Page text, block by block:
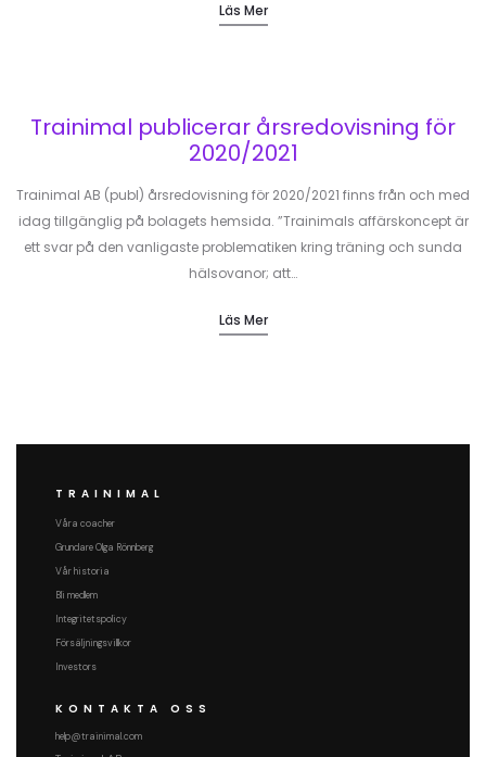
Läs Mer
Trainimal publicerar årsredovisning för
2020/2021
Trainimal AB (publ) årsredovisning för 2020/2021 finns från och med
idag tillgänglig på bolagets hemsida. ”Trainimals affärskoncept är
ett svar på den vanligaste problematiken kring träning och sunda
hälsovanor; att…
Läs Mer
TRAINIMAL
Våra coacher
Grundare Olga Rönnberg
Vår historia
Bli medlem
Integritetspolicy
Försäljningsvillkor
Investors
KONTAKTA OSS
help@trainimal.com